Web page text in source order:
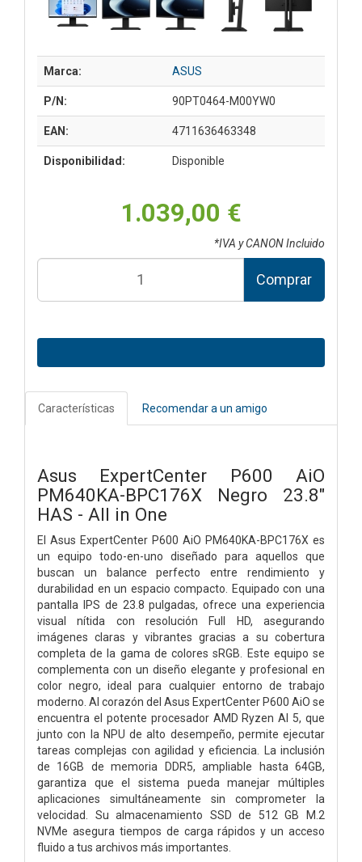
Marca: ASUS
P/N: 90PT0464-M00YW0
EAN: 4711636463348
Disponibilidad: Disponible
1.039,00 €
*IVA y CANON Incluido
Comprar
Características Recomendar a un amigo
Asus ExpertCenter P600 AiO
PM640KA-BPC176X Negro 23.8"
HAS - All in One
El Asus ExpertCenter P600 AiO PM640KA-BPC176X es
un equipo todo-en-uno diseñado para aquellos que
buscan un balance perfecto entre rendimiento y
durabilidad en un espacio compacto. Equipado con una
pantalla IPS de 23.8 pulgadas, ofrece una experiencia
visual nítida con resolución Full HD, asegurando
imágenes claras y vibrantes gracias a su cobertura
completa de la gama de colores sRGB. Este equipo se
complementa con un diseño elegante y profesional en
color negro, ideal para cualquier entorno de trabajo
moderno. Al corazón del Asus ExpertCenter P600 AiO se
encuentra el potente procesador AMD Ryzen AI 5, que
junto con la NPU de alto desempeño, permite ejecutar
tareas complejas con agilidad y eficiencia. La inclusión
de 16GB de memoria DDR5, ampliable hasta 64GB,
garantiza que el sistema pueda manejar múltiples
aplicaciones simultáneamente sin comprometer la
velocidad. Su almacenamiento SSD de 512 GB M.2
NVMe asegura tiempos de carga rápidos y un acceso
fluido a tus archivos más importantes.